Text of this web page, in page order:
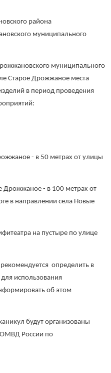
района
муниципального
муниципального
Старое Дрожжаное места
в период проведения
- в 50 метрах от улицы
Дрожжаное - в 100 метрах от
в направлении села Новые
на пустыре по улице
определить в
использования
об этом
будут организованы
ОМВД России по